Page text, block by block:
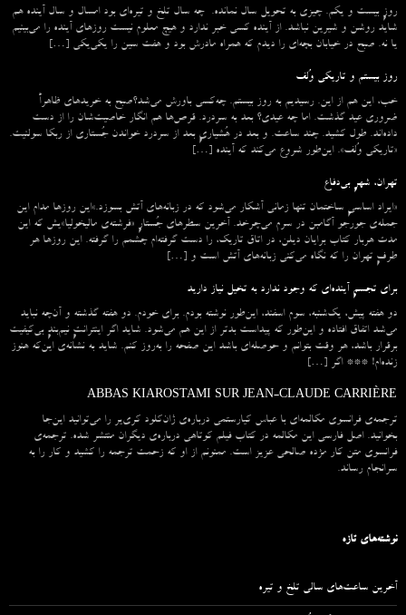
روزِ بیست و یکم. چیزی به تحویل سال نمانده. چه سال تلخ و تیره‌ای بود امسال و سال آینده هم
شاید روشن و شیرین نباشد. از آینده کسی خبر ندارد و هیچ معلوم نیست روزهای آینده را می‌بینیم
یا نه. صبح در خیابان بچه‌ای را دیدم که همراه مادرش بود و هفت سین را یکی‌یکی […]
روز بیستم و تاریکی وُلف
خب، این هم از این. رسیدیم به روز بیستم. چه‌کسی باورش می‌شد؟صبح به خریدهای ظاهراً
ضروری عید گذشت. اما چه عیدی؟ بعد به سردرد. قرص‌ها هم انگار خاصیت‌شان را از دست
داده‌اند. طول کشید. چند ساعت. و بعد در هُشیاریِ بعد از سردرد خواندن جُستاری از ربکا سولنیت.
«تاریکی وُلف». این‌طور شروع می‌‌کند که آینده […]
تهران، شهرِ بی‌دفاع
«ایراد اساسیِ ساختمان تنها زمانی آشکار می‌شود که در زبانه‌‌های آتش بسوزد.»این روزها مدام این
جمله‌ی جورجو آگامبن در سرم می‌چرخد. آخرین سطرهای جُستارِ «فرشته‌ی مالیخولیا»یش که این
مدت هربار کتاب برایان دیلن، در اتاق تاریک، را دست گرفته‌ام چشمم را گرفته. این روزها هر
طرفِ تهران را که نگاه می‌کنی زبانه‌های آتش است و […]
برای تجسمِ آینده‌ای که وجود ندارد به تخیل نیاز دارید
دو هفته پیش، یک‌شنبه، سوم اسفند، این‌طور نوشته بودم. برای خودم. دو هفته گذشته و آن‌چه نباید
می‌شد اتفاق افتاده و این‌طور که پیداست بدتر از این هم می‌شود. شاید اگر اینترانتِ نیم‌بندِ بی‌کیفیت
برقرار باشد، هر وقت بتوانم و حوصله‌ای باشد این صفحه را به‌روز کنم. شاید به نشانه‌ی این‌که هنوز
زنده‌ام! *** اگر […]
ABBAS KIAROSTAMI SUR JEAN-CLAUDE CARRIÈRE
ترجمه‌ی فرانسوی مکالمه‌ای با عباس کیارستمی درباره‌ی ژان‌کلود کری‌یر را می‌توانید این‌جا
بخوانید. اصل فارسی این مکالمه در کتاب فیلم کوتاهی درباره‌ی دیگران منتشر شده. ترجمه‌ی
فرانسوی متن کار مژده صالحی عزیز است. ممنونم از او که زحمت ترجمه را کشید و کار را به
سرانجام رساند.
نوشته‌های تازه
آخرین ساعت‌های سالی تلخ و تیره